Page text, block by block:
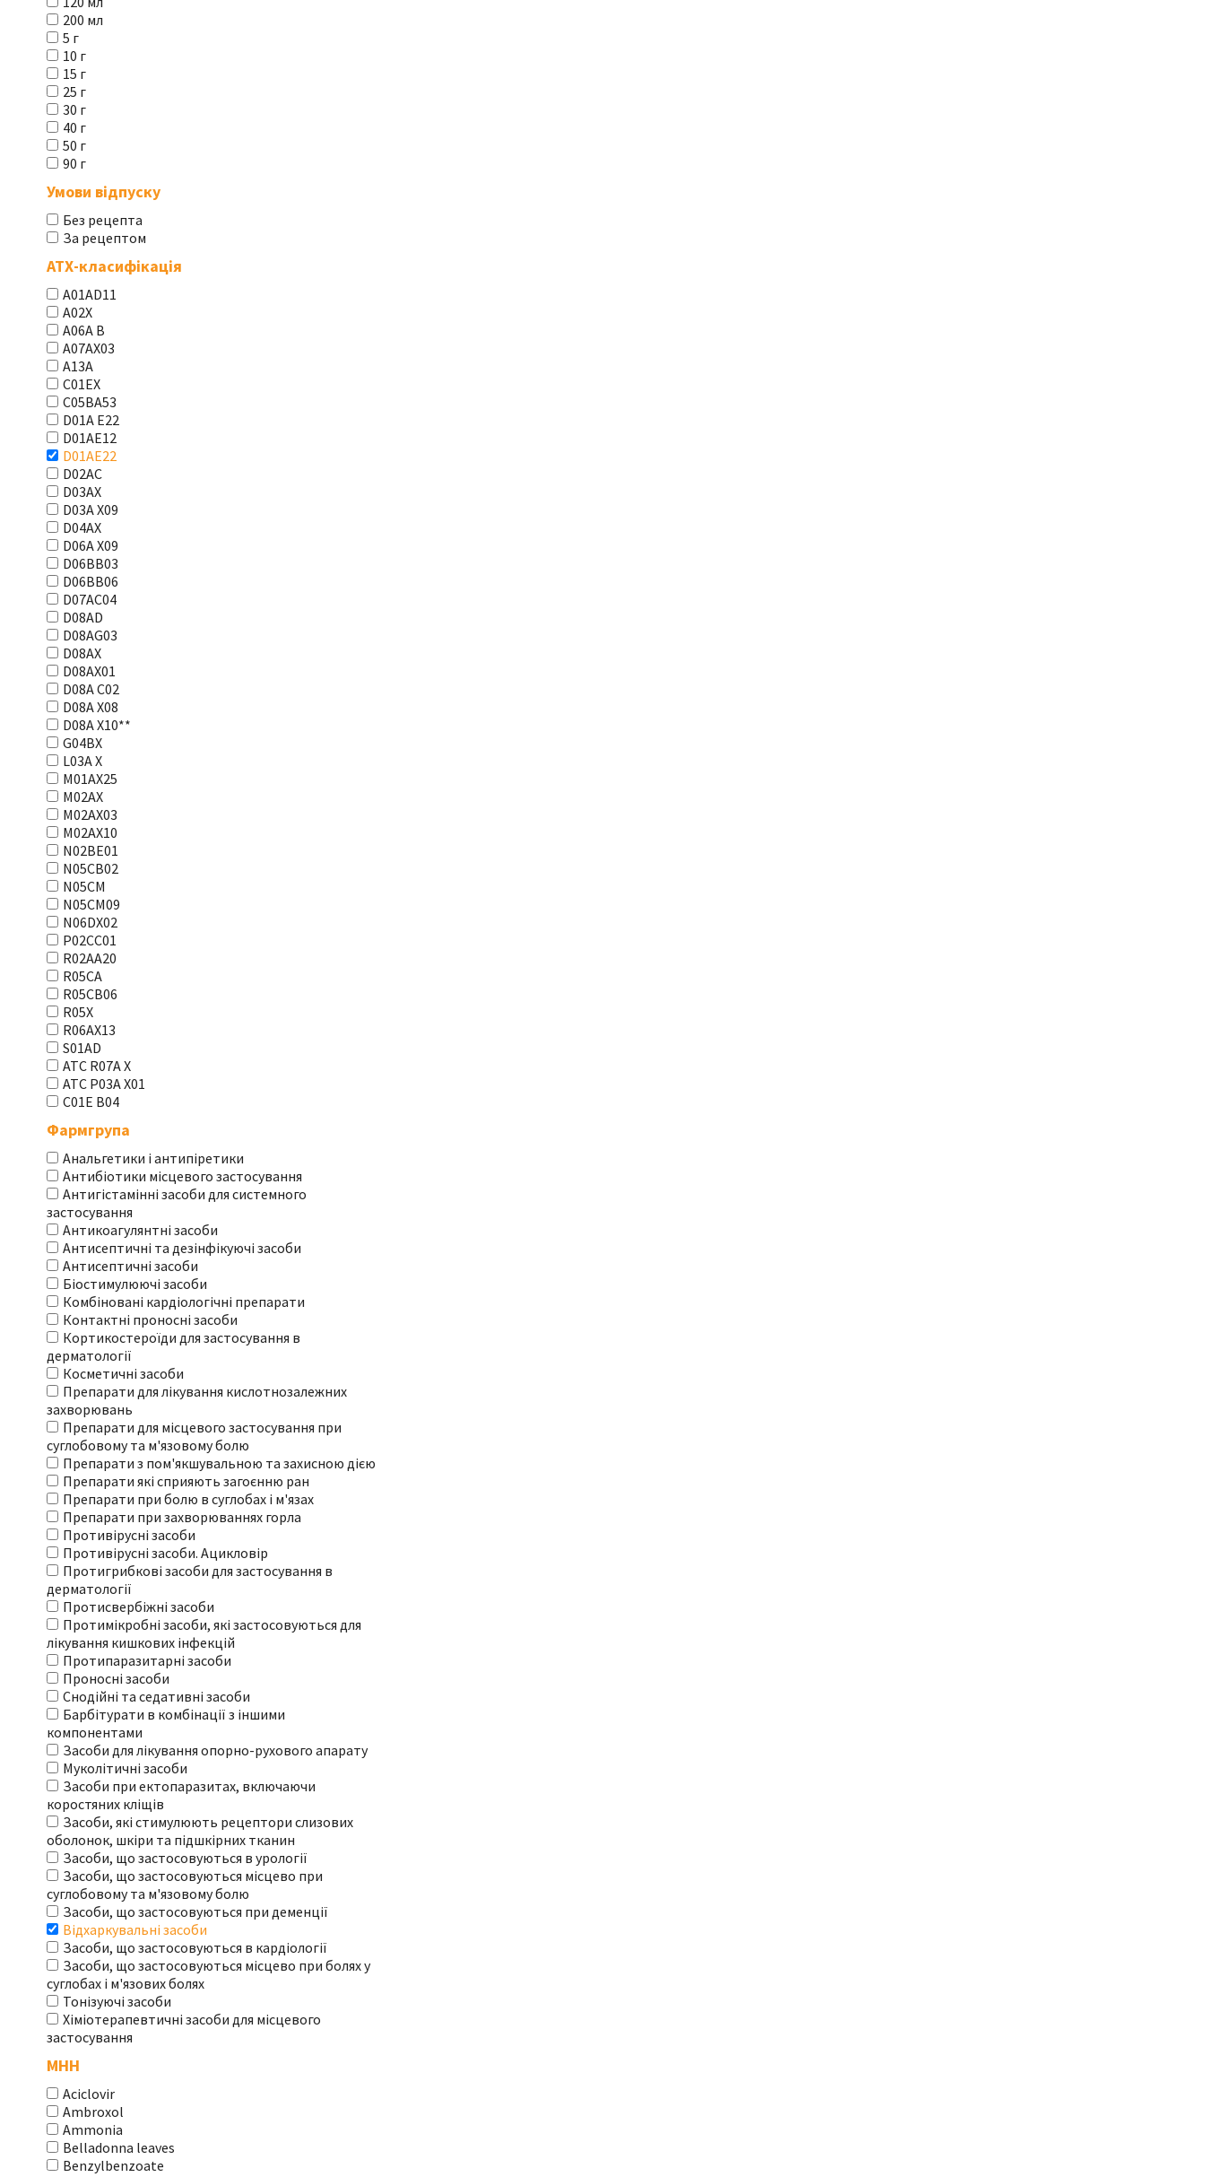
200 мл
5 г
10 г
15 г
25 г
30 г
40 г
50 г
90 г
Умови відпуску
Без рецепта
За рецептом
АТХ-класифікація
A01AD11
A02X
A06A В
A07AX03
A13A
C01EX
C05BA53
D01A E22
D01AE12
D01AE22
D02AC
D03AX
D03A X09
D04AX
D06A X09
D06BB03
D06BB06
D07AC04
D08AD
D08AG03
D08AX
D08AX01
D08А С02
D08А Х08
D08А Х10**
G04BX
L03А Х
M01AX25
M02AX
M02AX03
M02AX10
N02BE01
N05CB02
N05CM
N05CM09
N06DX02
P02CC01
R02AA20
R05CA
R05CB06
R05X
R06AX13
S01AD
АТС R07A X
АТС Р03А Х01
С01Е В04
Фармгрупа
Анальгетики і антипіретики
Антибіотики місцевого застосування
Антигістамінні засоби для системного
застосування
Антикоагулянтні засоби
Антисептичні та дезінфікуючі засоби
Антисептичні засоби
Біостимулюючі засоби
Комбіновані кардіологічні препарати
Контактні проносні засоби
Кортикостероїди для застосування в
дерматології
Косметичні засоби
Препарати для лікування кислотнозалежних
захворювань
Препарати для місцевого застосування при
суглобовому та м'язовому болю
Препарати з пом'якшувальною та захисною дією
Препарати які сприяють загоєнню ран
Препарати при болю в суглобах і м'язах
Препарати при захворюваннях горла
Противірусні засоби
Противірусні засоби. Ацикловір
Протигрибкові засоби для застосування в
дерматології
Протисвербіжні засоби
Протимікробні засоби, які застосовуються для
лікування кишкових інфекцій
Протипаразитарні засоби
Проносні засоби
Снодійні та седативні засоби
Барбітурати в комбінації з іншими
компонентами
Засоби для лікування опорно-рухового апарату
Муколітичні засоби
Засоби при ектопаразитах, включаючи
коростяних кліщів
Засоби, які стимулюють рецептори слизових
оболонок, шкіри та підшкірних тканин
Засоби, що застосовуються в урології
Засоби, що застосовуються місцево при
суглобовому та м'язовому болю
Засоби, що застосовуються при деменції
Відхаркувальні засоби
Засоби, що застосовуються в кардіології
Засоби, що застосовуються місцево при болях у
суглобах і м'язових болях
Тонізуючі засоби
Хіміотерапевтичні засоби для місцевого
застосування
МНН
Aciclovir
Ambroxol
Ammonia
Belladonna leaves
Benzylbenzoate